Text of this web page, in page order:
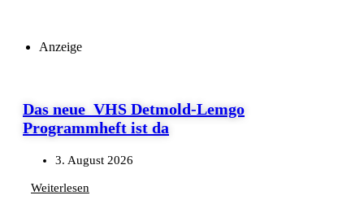
Anzeige
Das neue VHS Detmold-Lemgo
Programmheft ist da
3. August 2026
Weiterlesen